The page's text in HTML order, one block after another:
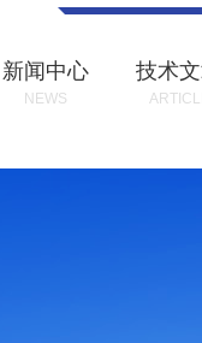
新闻中心
NEWS
技术